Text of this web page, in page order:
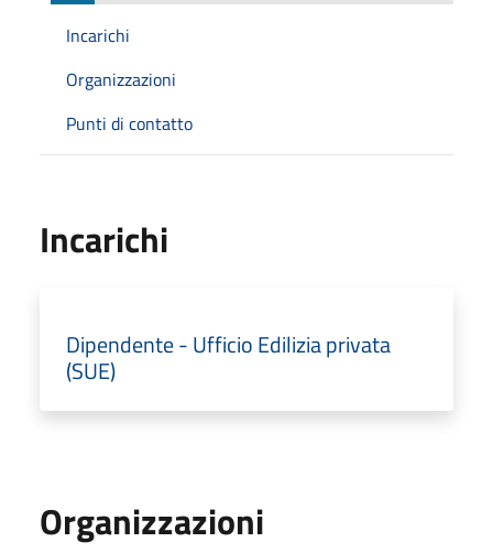
Incarichi
Organizzazioni
Punti di contatto
Incarichi
Dipendente - Ufficio Edilizia privata
(SUE)
Organizzazioni